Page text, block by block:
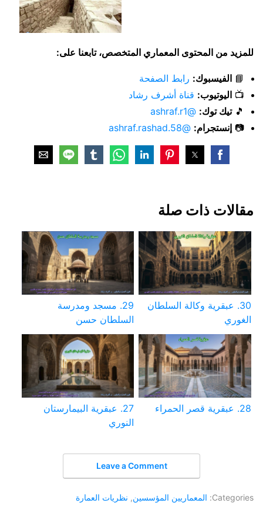
للمزيد من المحتوى المعماري المتخصص، تابعنا على:
📘 الفيسبوك: رابط الصفحة
📺 اليوتيوب: قناة أشرف رشاد
🎵تيك توك: @ashraf.r1
📷 إنستجرام: @ashraf.rashad.58
مقالات ذات صلة
30. عبقرية وكالة السلطان
الغوري
29. مسجد ومدرسة
السلطان حسن
28. عبقرية قصر الحمراء
27. عبقرية البيمارستان
النوري
Leave a Comment
Categories: المعماريين المؤسسين, نظريات العمارة